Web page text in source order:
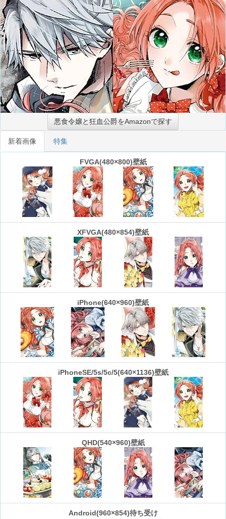
悪食令嬢と狂血公爵をAmazonで探す
新着画像 特集
FVGA(480×800)壁紙
XFVGA(480×854)壁紙
iPhone(640×960)壁紙
iPhoneSE/5s/5c/5(640×1136)壁紙
QHD(540×960)壁紙
Android(960×854)待ち受け